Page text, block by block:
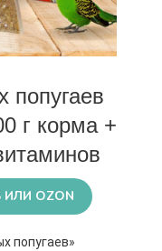
попугаев
г корма +
ИЛИ OZON
попугаев»